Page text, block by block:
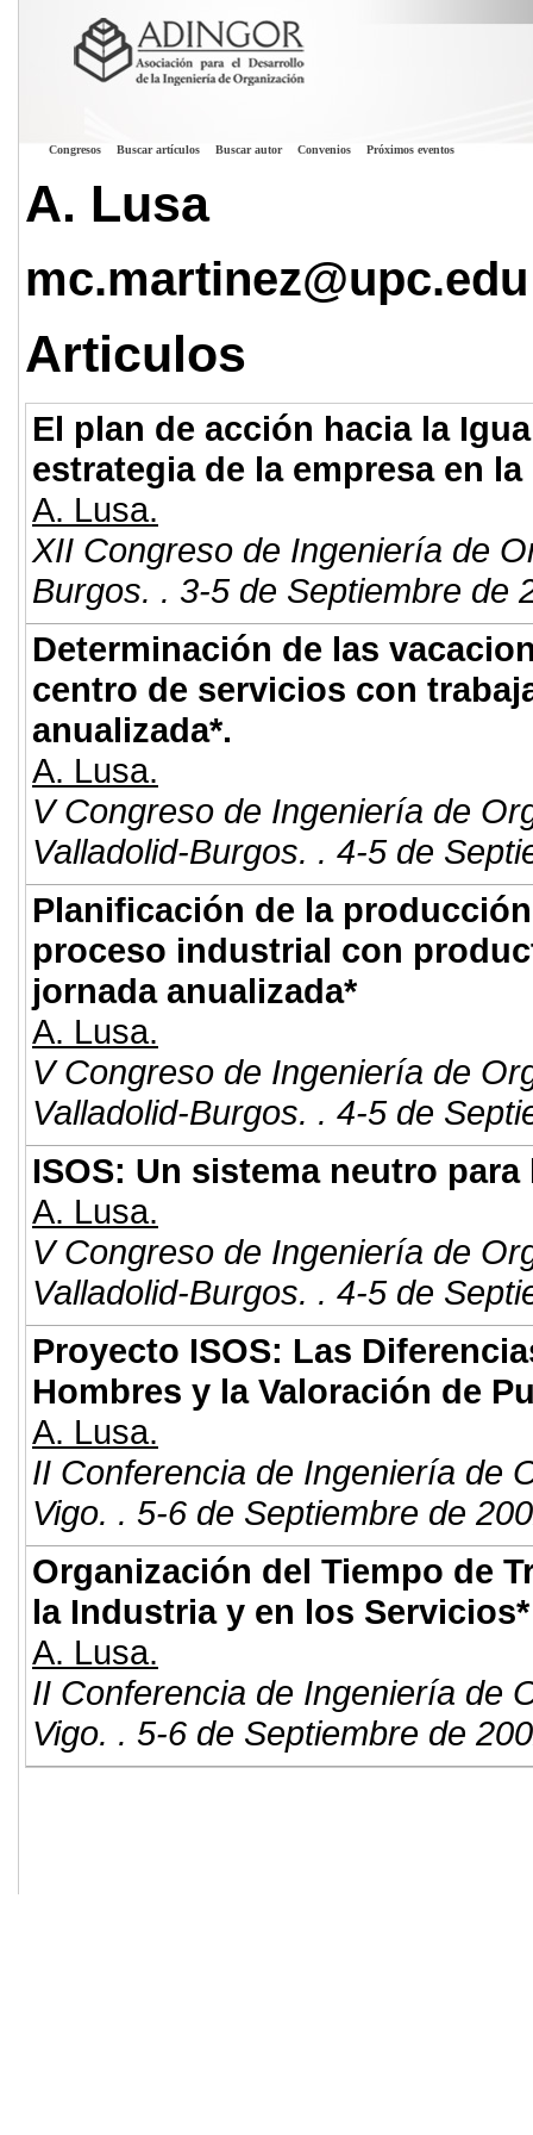
Congresos Buscar artículos Buscar autor Convenios Próximos eventos
A. Lusa
mc.martinez@upc.edu
Articulos
El plan de acción hacia la
estrategia de la empresa en
A. Lusa.
XII Congreso de Ingeniería de
Burgos. . 3-5 de Septiembre de
Determinación de las
centro de servicios con
anualizada*.
A. Lusa.
V Congreso de Ingeniería de
Valladolid-Burgos. . 4-5 de
Planificación de la
proceso industrial con
jornada anualizada*
A. Lusa.
V Congreso de Ingeniería de
Valladolid-Burgos. . 4-5 de
ISOS: Un sistema neutro
A. Lusa.
V Congreso de Ingeniería de
Valladolid-Burgos. . 4-5 de
Proyecto ISOS: Las
Hombres y la Valoración de
A. Lusa.
II Conferencia de Ingeniería de
Vigo. . 5-6 de Septiembre de
Organización del Tiempo de
la Industria y en los Servicios*
A. Lusa.
II Conferencia de Ingeniería de
Vigo. . 5-6 de Septiembre de